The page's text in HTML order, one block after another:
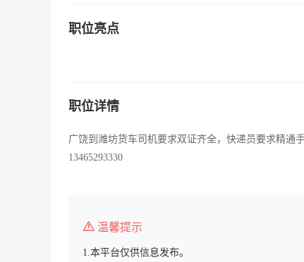
职位亮点
职位详情
广饶到潍坊货车司机要求双证齐全，快递员要求精通
13465293330
温馨提示
1.本平台仅供信息发布。